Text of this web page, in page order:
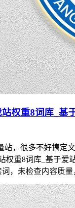
权重8词库_基
站，很多不好搞定
权重8词库_基于爱
，未检查内容质